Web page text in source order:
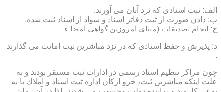
الف: ثبت اسنادی كه نزد آنان می آورند.
ب: دادن صورت از ثبت دفاتر اسناد و سواد از اسناد ثبت شده.
ج: انجام تصدیقات (مبنای امروزین گواهی امضا ء
د: پذیرش و حفظ اسنادی كه در نزد مباشرین ثبت امانت می گذارند
.
چون مراكز تنظیم اسناد رسمی در ادارات ثبت مستقر بودند و به
علت اینكه مباشرین ثبت، جزو اركان اداره ثبت اسناد و املاك یا به